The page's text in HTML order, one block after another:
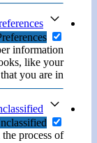
information
like your
you are in.
process of